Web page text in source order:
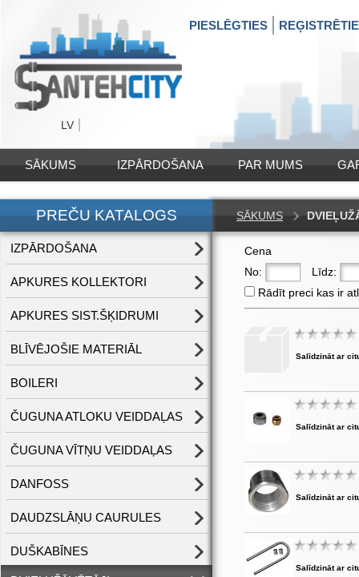
LV
PIESLĒGTIES
SĀKUMS IZPĀRDOŠANA PAR MUMS
PREČU KATALOGS
IZPĀRDOŠANA
APKURES KOLLEKTORI
APKURES SIST.ŠĶIDRUMI
BLĪVĒJOŠIE MATERIĀL
BOILERI
ČUGUNA ATLOKU VEIDDAĻAS
ČUGUNA VĪTŅU VEIDDAĻAS
DANFOSS
DAUDZSLĀŅU CAURULES
DUŠKABĪNES
SĀKUMS
Cena
No:
Līdz:
Rādīt preci kas ir
Salīdzināt ar
Salīdzināt ar
Salīdzināt ar
Salīdzināt ar